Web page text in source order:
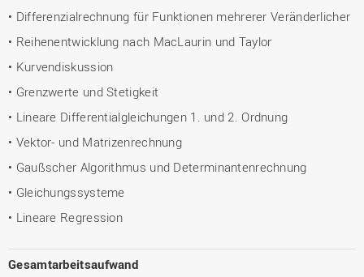
• Differenzialrechnung für Funktionen mehrerer Veränderlicher
• Reihenentwicklung nach MacLaurin und Taylor
• Kurvendiskussion
• Grenzwerte und Stetigkeit
• Lineare Differentialgleichungen 1. und 2. Ordnung
• Vektor- und Matrizenrechnung
• Gaußscher Algorithmus und Determinantenrechnung
• Gleichungssysteme
• Lineare Regression
Gesamtarbeitsaufwand